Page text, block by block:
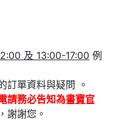
及 13:00-17:00 例
留下您的訂單資料與疑問 。
請務必告知為書寶官
謝謝您。